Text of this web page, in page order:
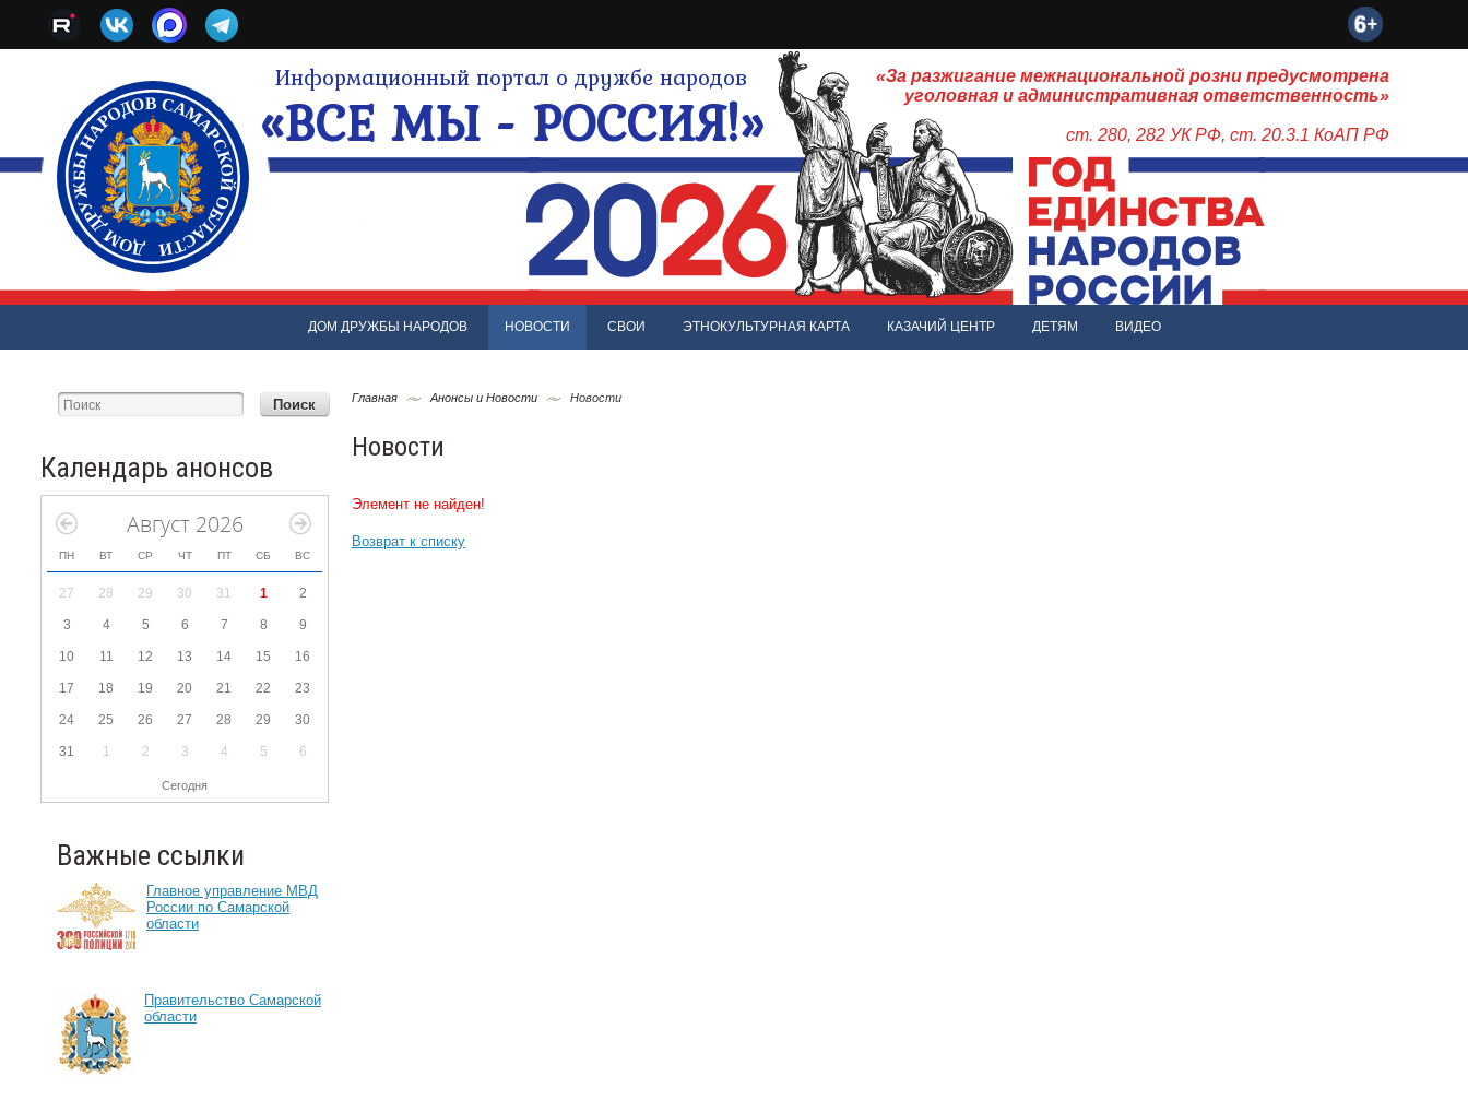
Информационный портал о дружбе народов
«ВСЕ МЫ - РОССИЯ!»
«За разжигание межнациональной розни предусмотрена
уголовная и административная ответственность»
ст. 280, 282 УК РФ, ст. 20.3.1 КоАП РФ
ДОМ ДРУЖБЫ НАРОДОВ НОВОСТИ СВОИ ЭТНОКУЛЬТУРНАЯ КАРТА КАЗАЧИЙ ЦЕНТР ДЕТЯМ ВИДЕО
Календарь анонсов
Август 2026
ПН ВТ СР ЧТ ПТ СБ ВС
27 28 29 30 31 1 2
3 4 5 6 7 8 9
10 11 12 13 14 15 16
17 18 19 20 21 22 23
24 25 26 27 28 29 30
31 1 2 3 4 5 6
Сегодня
Важные ссылки
Главное управление МВД
России по Самарской
области
Правительство Самарской
области
Главная Анонсы и Новости Новости
Новости
Элемент не найден!
Возврат к списку